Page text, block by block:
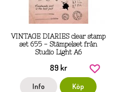
VINTAGE DIARIES clear stamp
set 655 - Stämpelset från
Studio Light A6
89 kr
Info Köp